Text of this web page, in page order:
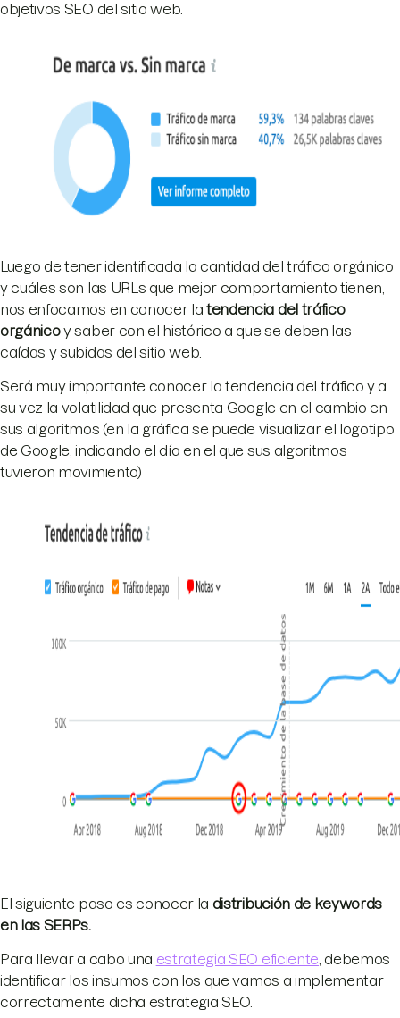
objetivos SEO del sitio web.
Luego de tener identificada la cantidad del tráfico orgánico
y cuáles son las URLs que mejor comportamiento tienen,
nos enfocamos en conocer latendencia del tráfico
orgánicoy saber con el histórico a que se deben las
caídas y subidas del sitio web.
Será muy importante conocer la tendencia del tráfico y a
su vez la volatilidad que presenta Google en el cambio en
sus algoritmos (en la gráfica se puede visualizar el logotipo
de Google, indicando el día en el que sus algoritmos
tuvieron movimiento)
El siguiente paso es conocer la distribución de keywords
en las SERPs.
Para llevar a cabo una estrategia SEO eficiente , debemos
identificar los insumos con los que vamos a implementar
correctamente dicha estrategia SEO.